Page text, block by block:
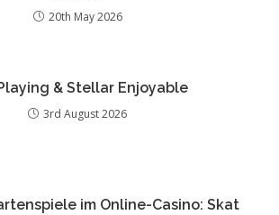
20th May 2026
& Stellar Enjoyable
3rd August 2026
im Online-Casino: Skat